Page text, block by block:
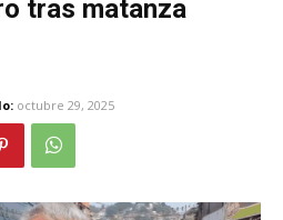
tras matanza
octubre 29, 2025